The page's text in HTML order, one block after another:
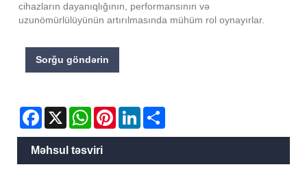
cihazların dayanıqlığının, performansının və
uzunömürlülüyünün artırılmasında mühüm rol oynayırlar.
Sorğu göndərin
Facebook
X WhatsAppPinterestLinkedIn
Məhsul təsviri